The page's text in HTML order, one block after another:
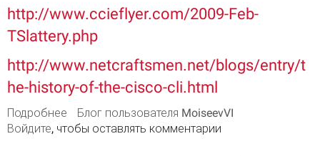
http://www.ccieflyer.com/2009-Feb-
TSlattery.php
http://www.netcraftsmen.net/blogs/entry/t
he-history-of-the-cisco-cli.html
Подробнее о История создания Cisco CLI
Блог пользователя MoiseevVI
Войдите, чтобы оставлять комментарии